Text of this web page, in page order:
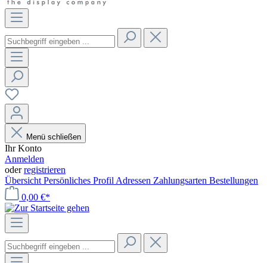
Menü schließen
Ihr Konto
Anmelden
oderregistrieren
Übersicht Persönliches Profil Adressen Zahlungsarten Bestellungen
0,00 €*